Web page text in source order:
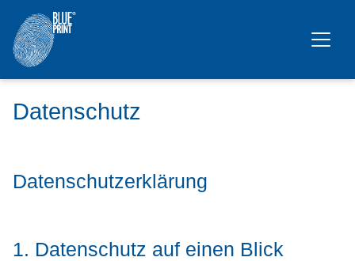
Datenschutz
Datenschutzerklärung
1. Datenschutz auf einen Blick